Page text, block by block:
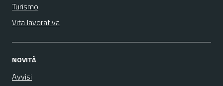
Turismo
Vita lavorativa
NOVITÀ
Avvisi